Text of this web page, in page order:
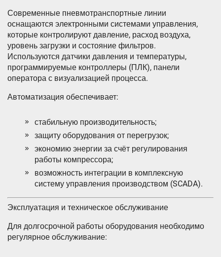
Современные пневмотранспортные линии
оснащаются электронными системами управления,
которые контролируют давление, расход воздуха,
уровень загрузки и состояние фильтров.
Используются датчики давления и температуры,
программируемые контроллеры (ПЛК), панели
оператора с визуализацией процесса.
Автоматизация обеспечивает:
стабильную производительность;
защиту оборудования от перегрузок;
экономию энергии за счёт регулирования
работы компрессора;
возможность интеграции в комплексную
систему управления производством (SCADA).
Эксплуатация и техническое обслуживание
Для долгосрочной работы оборудования необходимо
регулярное обслуживание: